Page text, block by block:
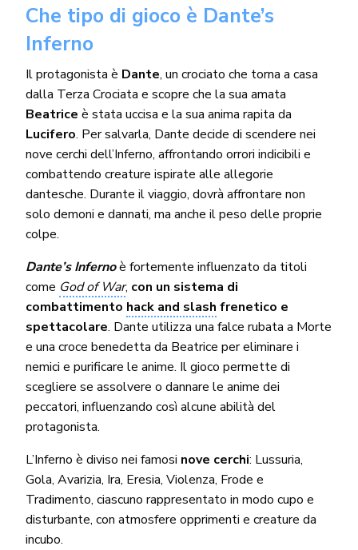
Che tipo di gioco è Dante’s
Inferno
Il protagonista è Dante, un crociato che torna a casa
dalla Terza Crociata e scopre che la sua amata
Beatrice è stata uccisa e la sua anima rapita da
Lucifero. Per salvarla, Dante decide di scendere nei
nove cerchi dell’Inferno, affrontando orrori indicibili e
combattendo creature ispirate alle allegorie
dantesche. Durante il viaggio, dovrà affrontare non
solo demoni e dannati, ma anche il peso delle proprie
colpe.
Dante’s Infernoè fortemente influenzato da titoli
come God of War, con un sistema di
combattimento hack and slash frenetico e
spettacolare. Dante utilizza una falce rubata a Morte
e una croce benedetta da Beatrice per eliminare i
nemici e purificare le anime. Il gioco permette di
scegliere se assolvere o dannare le anime dei
peccatori, influenzando così alcune abilità del
protagonista.
L’Inferno è diviso nei famosi nove cerchi: Lussuria,
Gola, Avarizia, Ira, Eresia, Violenza, Frode e
Tradimento, ciascuno rappresentato in modo cupo e
disturbante, con atmosfere opprimenti e creature da
incubo.